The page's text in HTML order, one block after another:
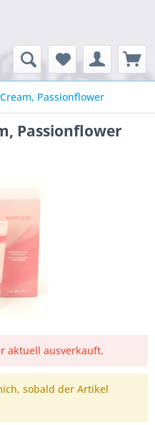
Passionflower
Passionflower
aktuell ausverkauft.
sobald der Artikel